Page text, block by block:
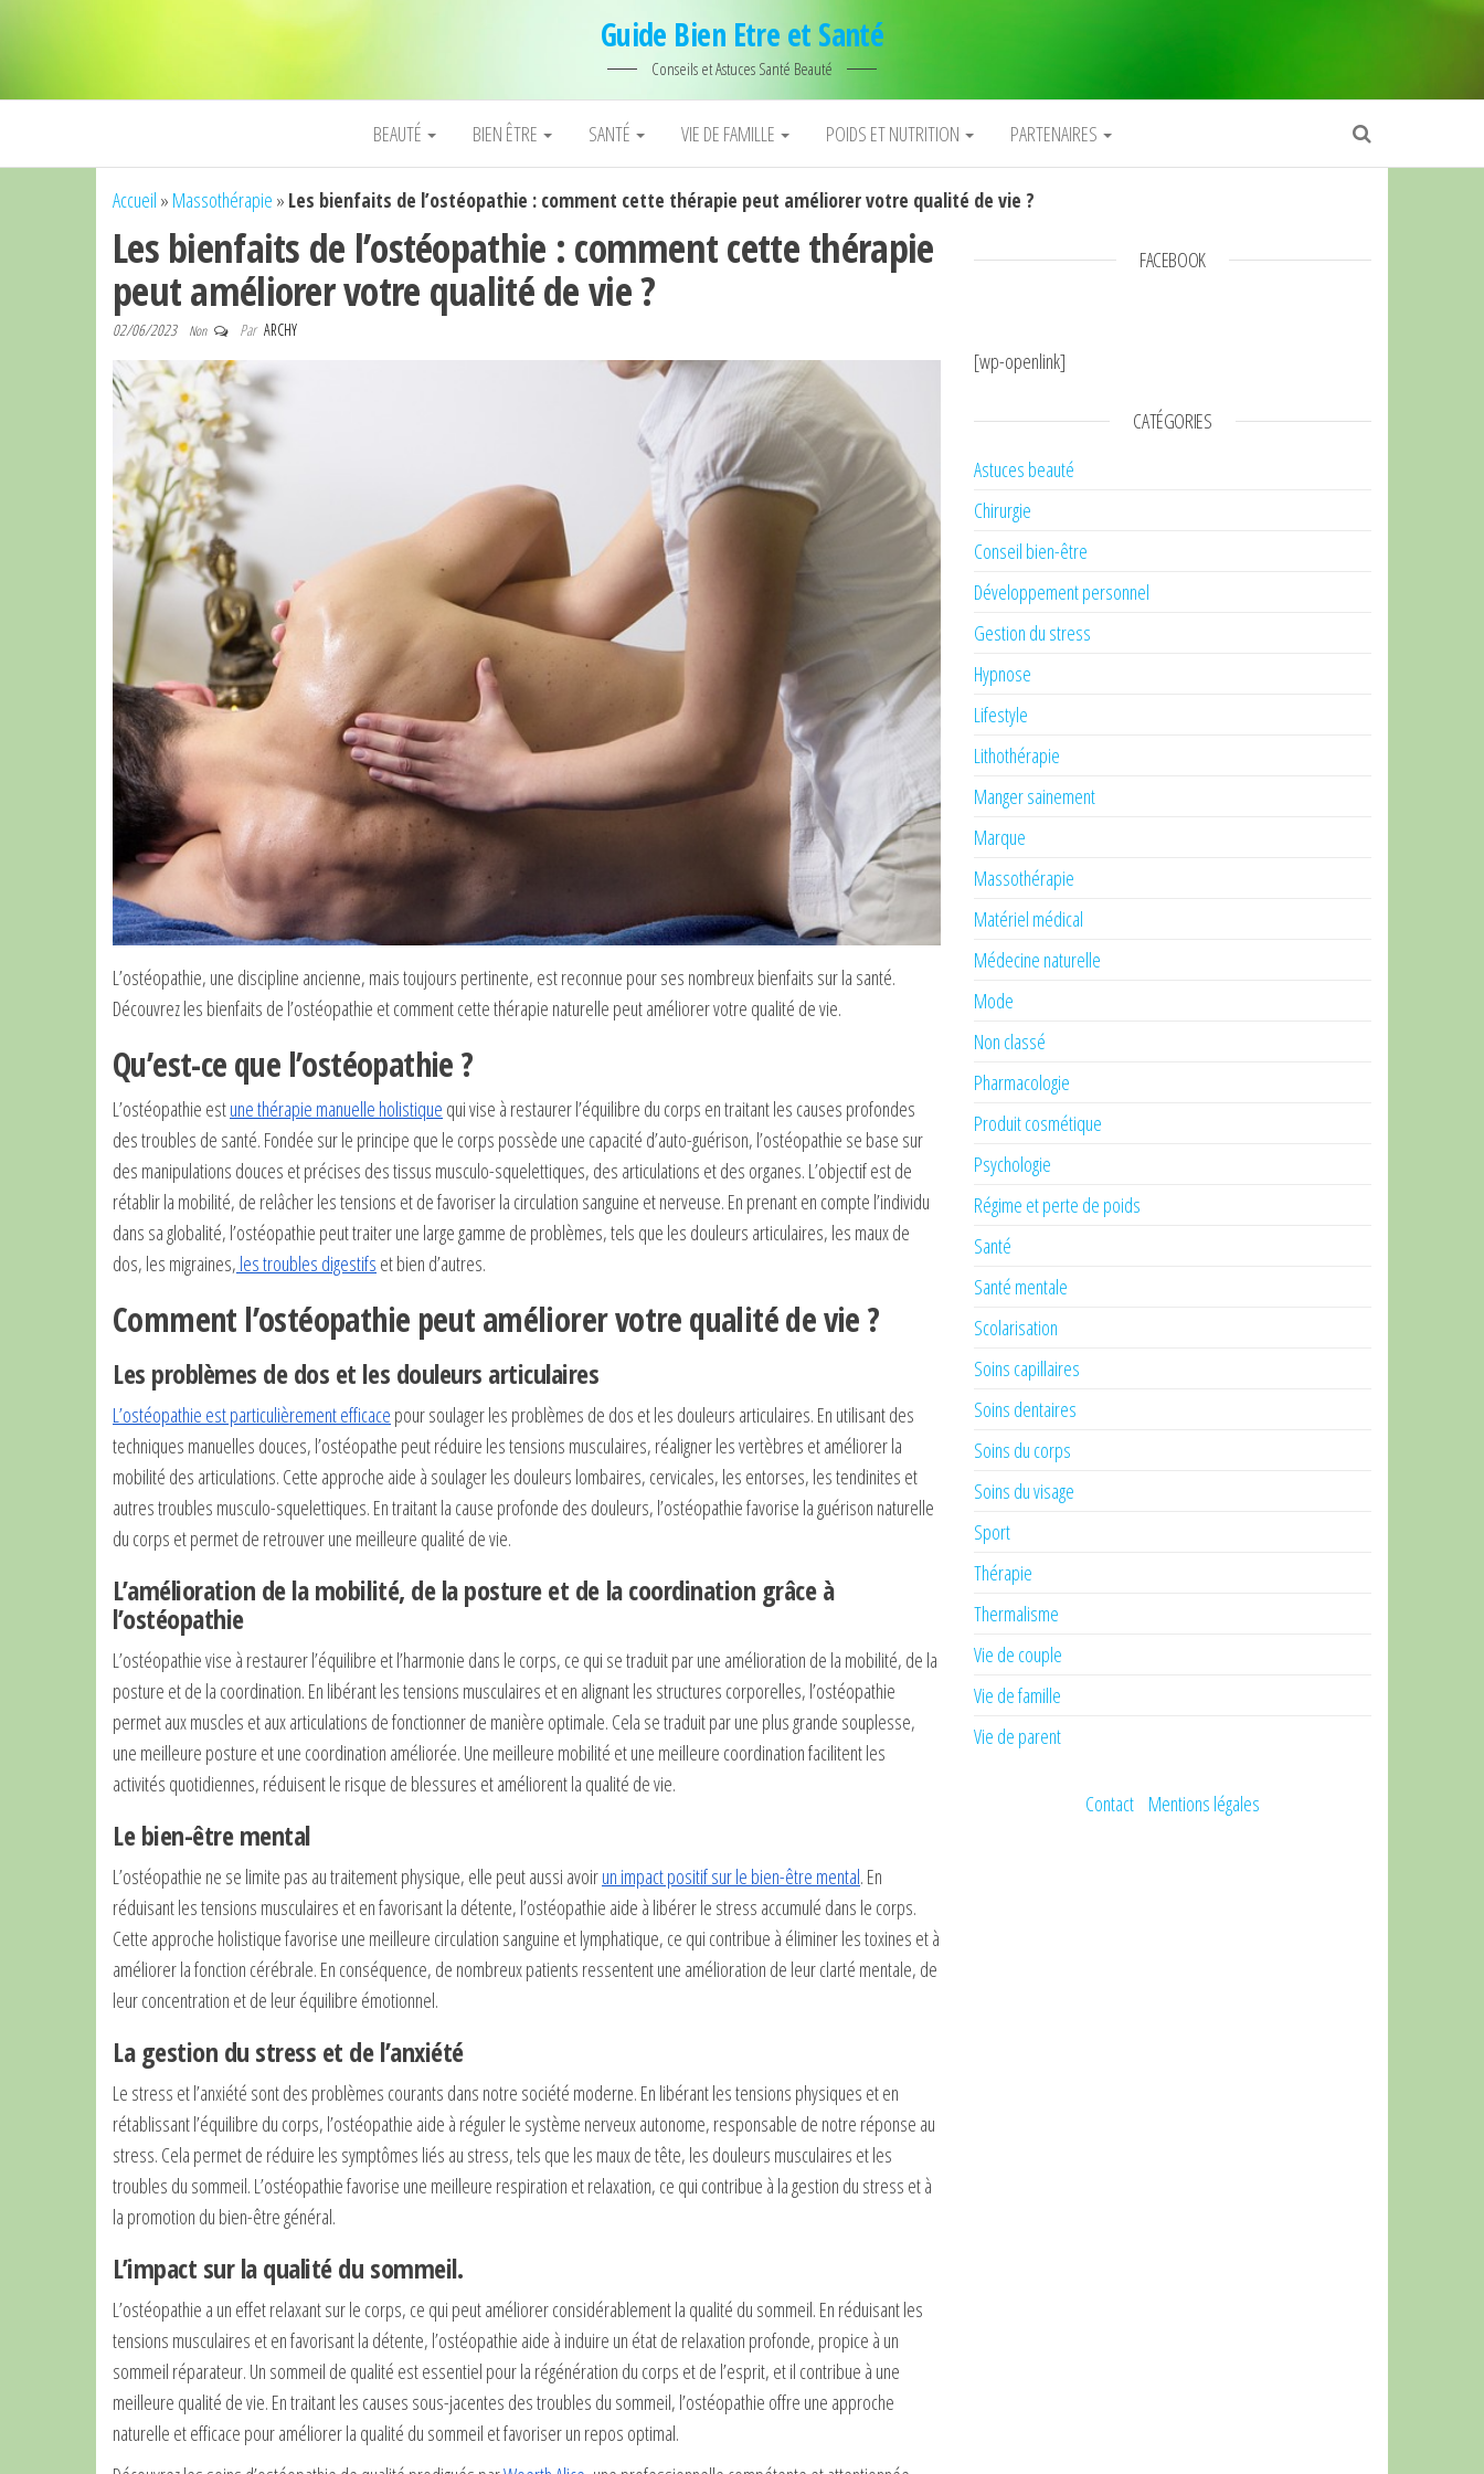
Guide Bien Etre et Santé
Conseils et Astuces Santé Beauté
BEAUTÉ BIEN ÊTRE SANTÉ VIE DE FAMILLE POIDS ET NUTRITION PARTENAIRES
Accueil » Massothérapie » Les bienfaits de l’ostéopathie : comment cette thérapie peut améliorer votre qualité de vie ?
Les bienfaits de l’ostéopathie : comment cette thérapie
peut améliorer votre qualité de vie ?
02/06/2023 Non Par ARCHY
L’ostéopathie, une discipline ancienne, mais toujours pertinente, est reconnue pour ses nombreux bienfaits sur la santé.
Découvrez les bienfaits de l’ostéopathie et comment cette thérapie naturelle peut améliorer votre qualité de vie.
Qu’est-ce que l’ostéopathie ?
L’ostéopathie estune thérapie manuelle holistique qui vise à restaurer l’équilibre du corps en traitant les causes profondes
des troubles de santé. Fondée sur le principe que le corps possède une capacité d’auto-guérison, l’ostéopathie se base sur
des manipulations douces et précises des tissus musculo-squelettiques, des articulations et des organes. L’objectif est de
rétablir la mobilité, de relâcher les tensions et de favoriser la circulation sanguine et nerveuse. En prenant en compte l’individu
dans sa globalité, l’ostéopathie peut traiter une large gamme de problèmes, tels que les douleurs articulaires, les maux de
dos, les migraines, les troubles digestifs et bien d’autres.
Comment l’ostéopathie peut améliorer votre qualité de vie ?
Les problèmes de dos et les douleurs articulaires
L’ostéopathie est particulièrement efficace pour soulager les problèmes de dos et les douleurs articulaires. En utilisant des
techniques manuelles douces, l’ostéopathe peut réduire les tensions musculaires, réaligner les vertèbres et améliorer la
mobilité des articulations. Cette approche aide à soulager les douleurs lombaires, cervicales, les entorses, les tendinites et
autres troubles musculo-squelettiques. En traitant la cause profonde des douleurs, l’ostéopathie favorise la guérison naturelle
du corps et permet de retrouver une meilleure qualité de vie.
L’amélioration de la mobilité, de la posture et de la coordination grâce à
l’ostéopathie
L’ostéopathie vise à restaurer l’équilibre et l’harmonie dans le corps, ce qui se traduit par une amélioration de la mobilité, de la
posture et de la coordination. En libérant les tensions musculaires et en alignant les structures corporelles, l’ostéopathie
permet aux muscles et aux articulations de fonctionner de manière optimale. Cela se traduit par une plus grande souplesse,
une meilleure posture et une coordination améliorée. Une meilleure mobilité et une meilleure coordination facilitent les
activités quotidiennes, réduisent le risque de blessures et améliorent la qualité de vie.
Le bien-être mental
L’ostéopathie ne se limite pas au traitement physique, elle peut aussi avoirun impact positif sur le bien-être mental. En
réduisant les tensions musculaires et en favorisant la détente, l’ostéopathie aide à libérer le stress accumulé dans le corps.
Cette approche holistique favorise une meilleure circulation sanguine et lymphatique, ce qui contribue à éliminer les toxines et à
améliorer la fonction cérébrale. En conséquence, de nombreux patients ressentent une amélioration de leur clarté mentale, de
leur concentration et de leur équilibre émotionnel.
La gestion du stress et de l’anxiété
Le stress et l’anxiété sont des problèmes courants dans notre société moderne. En libérant les tensions physiques et en
rétablissant l’équilibre du corps, l’ostéopathie aide à réguler le système nerveux autonome, responsable de notre réponse au
stress. Cela permet de réduire les symptômes liés au stress, tels que les maux de tête, les douleurs musculaires et les
troubles du sommeil. L’ostéopathie favorise une meilleure respiration et relaxation, ce qui contribue à la gestion du stress et à
la promotion du bien-être général.
L’impact sur la qualité du sommeil.
L’ostéopathie a un effet relaxant sur le corps, ce qui peut améliorer considérablement la qualité du sommeil. En réduisant les
tensions musculaires et en favorisant la détente, l’ostéopathie aide à induire un état de relaxation profonde, propice à un
sommeil réparateur. Un sommeil de qualité est essentiel pour la régénération du corps et de l’esprit, et il contribue à une
meilleure qualité de vie. En traitant les causes sous-jacentes des troubles du sommeil, l’ostéopathie offre une approche
naturelle et efficace pour améliorer la qualité du sommeil et favoriser un repos optimal.
FACEBOOK
[wp-openlink]
CATÉGORIES
Astuces beauté
Chirurgie
Conseil bien-être
Développement personnel
Gestion du stress
Hypnose
Lifestyle
Lithothérapie
Manger sainement
Marque
Massothérapie
Matériel médical
Médecine naturelle
Mode
Non classé
Pharmacologie
Produit cosmétique
Psychologie
Régime et perte de poids
Santé
Santé mentale
Scolarisation
Soins capillaires
Soins dentaires
Soins du corps
Soins du visage
Sport
Thérapie
Thermalisme
Vie de couple
Vie de famille
Vie de parent
Contact Mentions légales